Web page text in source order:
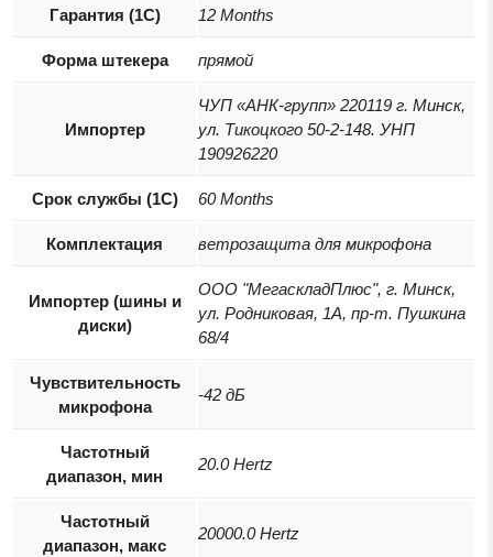
Гарантия (1С) 12 Months
Форма штекера прямой
Импортер
ЧУП «АНК-групп» 220119 г. Минск,
ул. Тикоцкого 50-2-148. УНП
190926220
Срок службы (1С) 60 Months
Комплектация ветрозащита для микрофона
Импортер (шины и
диски)
ООО "МегаскладПлюс", г. Минск,
ул. Родниковая, 1А, пр-т. Пушкина
68/4
Чувствительность
микрофона
-42 дБ
Частотный
диапазон, мин
20.0 Hertz
Частотный
диапазон, макс
20000.0 Hertz